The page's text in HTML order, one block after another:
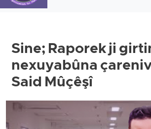
Sine; Raporek ji
nexuyabûna
Said Mûçêşî